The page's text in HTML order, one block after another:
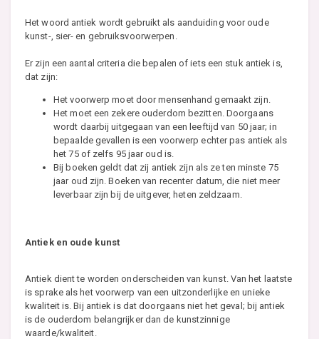
Het woord antiek wordt gebruikt als aanduiding voor oude
kunst-, sier- en gebruiksvoorwerpen.
Er zijn een aantal criteria die bepalen of iets een stuk antiek is,
dat zijn:
Het voorwerp moet door mensenhand gemaakt zijn.
Het moet een zekere ouderdom bezitten. Doorgaans
wordt daarbij uitgegaan van een leeftijd van 50 jaar; in
bepaalde gevallen is een voorwerp echter pas antiek als
het 75 of zelfs 95 jaar oud is.
Bij boeken geldt dat zij antiek zijn als ze ten minste 75
jaar oud zijn. Boeken van recenter datum, die niet meer
leverbaar zijn bij de uitgever, heten zeldzaam.
Antiek en oude kunst
Antiek dient te worden onderscheiden van kunst. Van het laatste
is sprake als het voorwerp van een uitzonderlijke en unieke
kwaliteit is. Bij antiek is dat doorgaans niet het geval; bij antiek
is de ouderdom belangrijker dan de kunstzinnige
waarde/kwaliteit.